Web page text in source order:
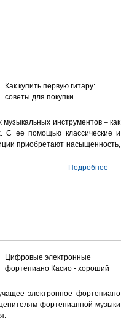
Как купить первую гитару:
советы для покупки
инструментов – как
С ее помощью классические и
приобретают насыщенность,
Подробнее
Цифровые электронные
фортепиано Касио - хороший
электронное фортепиано
фортепианной музыки